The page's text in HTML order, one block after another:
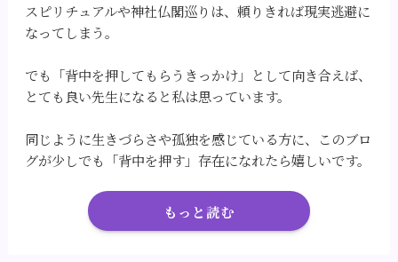
スピリチュアルや神社仏閣巡りは、頼りきれば現実逃避に
なってしまう。
でも「背中を押してもらうきっかけ」として向き合えば、
とても良い先生になると私は思っています。
同じように生きづらさや孤独を感じている方に、このブロ
グが少しでも「背中を押す」存在になれたら嬉しいです。
もっと読む